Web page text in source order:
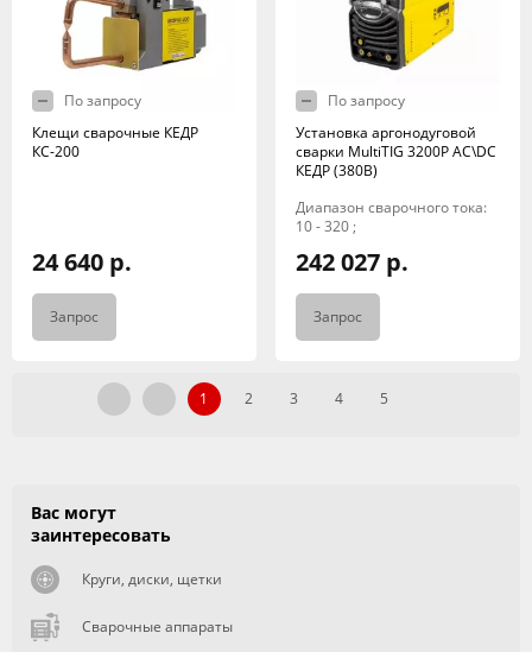
По запросу
Клещи сварочные КЕДР
КС-200
24 640 р.
Запрос
По запросу
Установка аргонодуговой
сварки MultiTIG 3200P AC\DC
КЕДР (380В)
Диапазон сварочного тока:
10 - 320 ;
242 027 р.
Запрос
1 2 3 4 5
Вас могут
заинтересовать
Круги, диски, щетки
Сварочные аппараты